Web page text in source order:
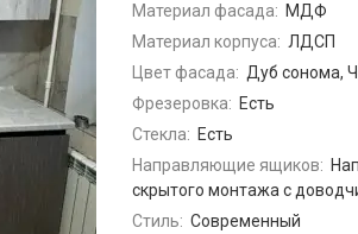
Материал фасада: МДФ
Материал корпуса: ЛДСП
Цвет фасада: Дуб сонома,
Фрезеровка: Есть
Стекла: Есть
Направляющие ящиков:
скрытого монтажа с
Стиль: Современный